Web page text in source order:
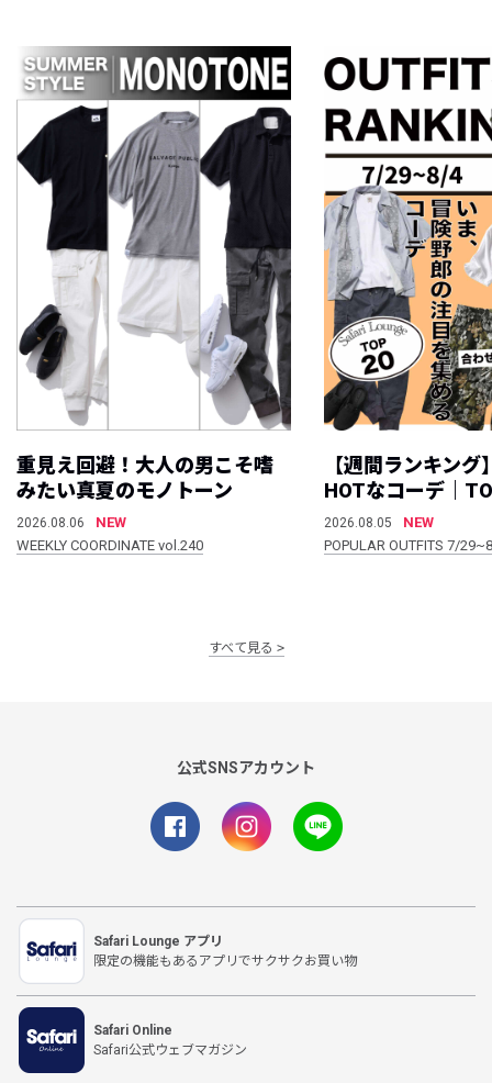
重見え回避！大人の男こそ嗜
みたい真夏のモノトーン
2026.08.06
NEW
WEEKLY COORDINATE vol.240
【週間ランキング
HOTなコーデ｜
2026.08.05
NEW
POPULAR OUTFITS 7/
すべて見る
公式SNSアカウント
Safari Lounge アプリ
限定の機能もあるアプリでサクサクお買い物
Safari Online
Safari公式ウェブマガジン